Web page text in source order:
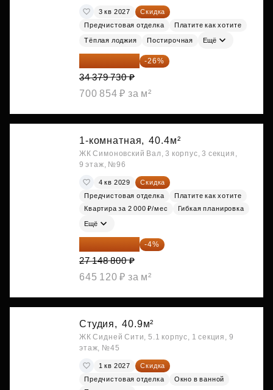
3 кв 2027
Скидка
Предчистовая отделка
Платите как хотите
Тёплая лоджия Постирочная Ещё
25 441 000 ₽ -26%
34 379 730 ₽
700 854 ₽ за м²
1-комнатная, 40.4м²
ЖК Симоновский Вал, 3 корпус, 3 секция,
9 этаж, №96
4 кв 2029
Скидка
Предчистовая отделка
Платите как хотите
Квартира за 2 000 ₽/мес
Гибкая планировка
Ещё
26 062 848 ₽ -4%
27 148 800 ₽
645 120 ₽ за м²
Студия, 40.9м²
ЖК Сидней Сити, 5.1 корпус, 1 секция, 9
этаж, №45
1 кв 2027
Скидка
Предчистовая отделка
Окно в ванной